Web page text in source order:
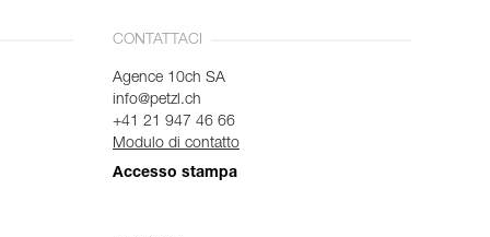
CONTATTACI
Agence 10ch SA
info@petzl.ch
+41 21 947 46 66
Modulo di contatto
Accesso stampa